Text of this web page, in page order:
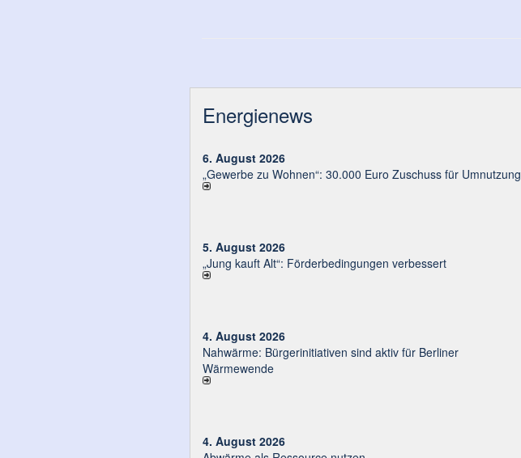
Energienews
6. August 2026
„Gewerbe zu Wohnen“: 30.000 Euro Zu­schuss für Um­nut­zung
5. August 2026
„Jung kauft Alt“: Förder­be­din­gun­gen ver­bessert
4. August 2026
Nahwärme: Bürger­ini­tia­ti­ven sind aktiv für Ber­li­ner
Wärmewende
4. August 2026